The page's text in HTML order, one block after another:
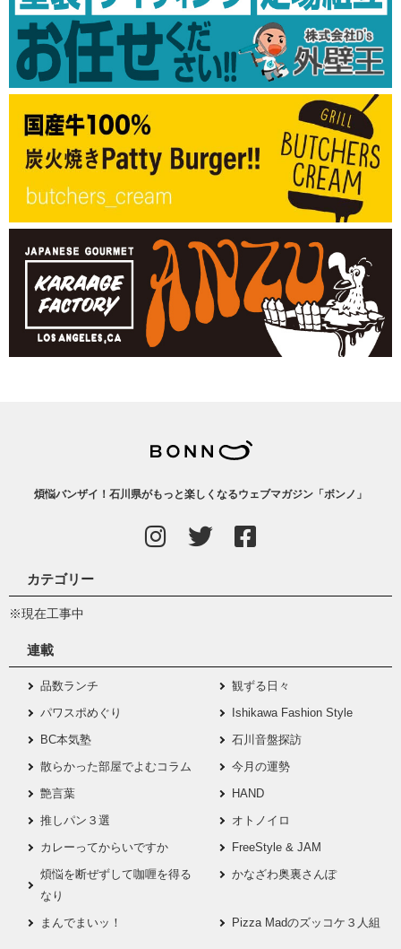
煩悩バンザイ！石川県がもっと楽しくなるウェブマガジン「ボンノ」
カテゴリー
※現在工事中
連載
品数ランチ
観ずる日々
パワスポめぐり
Ishikawa Fashion Style
BC本気塾
石川音盤探訪
散らかった部屋でよむコラム
今月の運勢
艶言葉
HAND
推しパン３選
オトノイロ
カレーってからいですか
FreeStyle & JAM
煩悩を断ぜずして咖喱を得る
なり
かなざわ奥裏さんぽ
まんでまいッ！ Pizza Madのズッコケ３人組